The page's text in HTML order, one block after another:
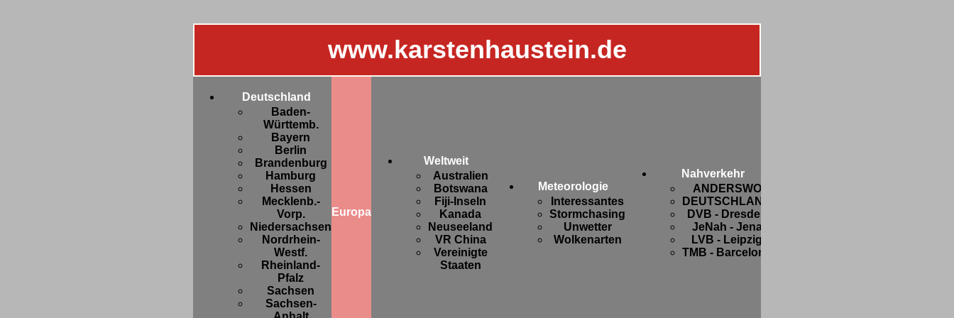
www.karstenhaustein.de
Deutschland
Baden-
Württemb.
Bayern
Berlin
Brandenburg
Hamburg
Hessen
Mecklenb.-
Vorp.
Niedersachsen
Nordrhein-
Westf.
Rheinland-
Pfalz
Sachsen
Sachsen-
Europa
Weltweit
Australien
Botswana
Fiji-Inseln
Kanada
Neuseeland
VR China
Vereinigte
Staaten
Meteorologie
Interessantes
Stormchasing
Unwetter
Wolkenarten
Nahverkehr
ANDERSWO
DEUTSCHLAND
DVB - Dresden
JeNah - Jena
LVB - Leipzig
TMB - Barcelona